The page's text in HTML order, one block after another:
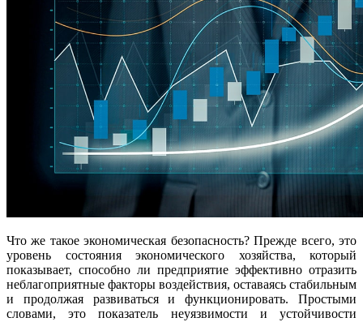
Что же такое экономическая безопасность? Прежде всего, это
уровень состояния экономического хозяйства, который
показывает, способно ли предприятие эффективно отразить
неблагоприятные факторы воздействия, оставаясь стабильным
и продолжая развиваться и функционировать. Простыми
словами, это показатель неуязвимости и устойчивости